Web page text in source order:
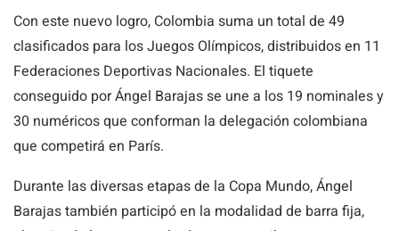
Con este nuevo logro, Colombia suma un total de 49
clasificados para los Juegos Olímpicos, distribuidos en 11
Federaciones Deportivas Nacionales. El tiquete
conseguido por Ángel Barajas se une a los 19 nominales y
30 numéricos que conforman la delegación colombiana
que competirá en París.
Durante las diversas etapas de la Copa Mundo, Ángel
Barajas también participó en la modalidad de barra fija,